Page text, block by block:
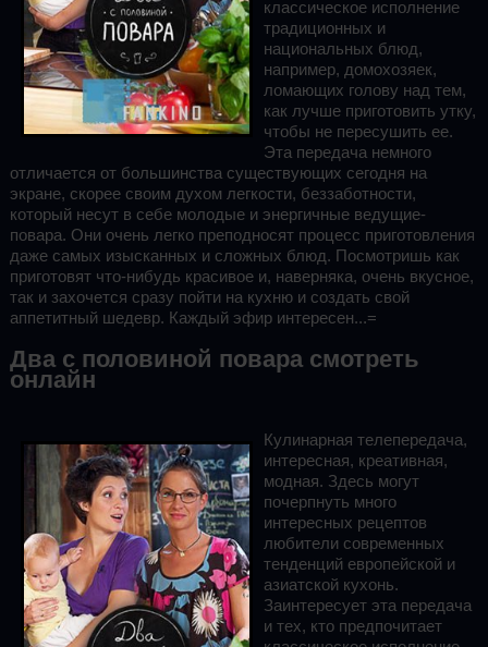
классическое исполнение
традиционных и
национальных блюд,
например, домохозяек,
ломающих голову над тем,
как лучше приготовить утку,
чтобы не пересушить ее.
Эта передача немного
отличается от большинства существующих сегодня на
экране, скорее своим духом легкости, беззаботности,
который несут в себе молодые и энергичные ведущие-
повара. Они очень легко преподносят процесс приготовления
даже самых изысканных и сложных блюд. Посмотришь как
приготовят что-нибудь красивое и, наверняка, очень вкусное,
так и захочется сразу пойти на кухню и создать свой
аппетитный шедевр. Каждый эфир интересен...=
Два с половиной повара смотреть
онлайн
Кулинарная телепередача,
интересная, креативная,
модная. Здесь могут
почерпнуть много
интересных рецептов
любители современных
тенденций европейской и
азиатской кухонь.
Заинтересует эта передача
и тех, кто предпочитает